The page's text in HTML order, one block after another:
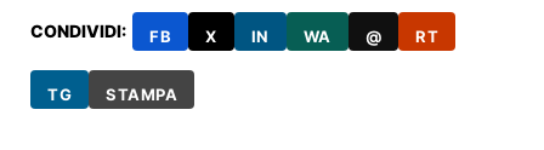
CONDIVIDI: FB X IN WA @ RT
TG STAMPA